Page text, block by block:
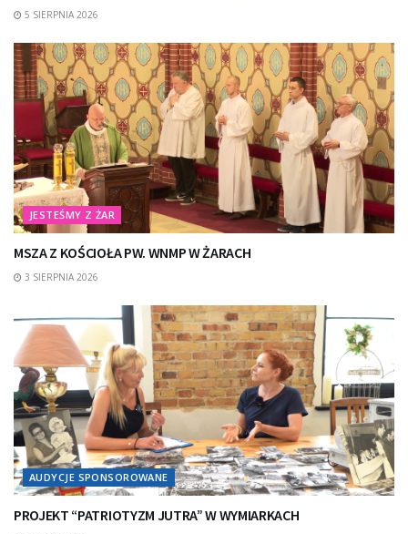
5 SIERPNIA 2026
JESTEŚMY Z ŻAR
MSZA Z KOŚCIOŁA PW. WNMP W ŻARACH
3 SIERPNIA 2026
AUDYCJE SPONSOROWANE
PROJEKT “PATRIOTYZM JUTRA” W WYMIARKACH